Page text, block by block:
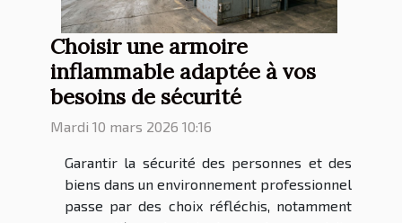
Choisir une armoire
inflammable adaptée à vos
besoins de sécurité
Mardi 10 mars 2026 10:16
Garantir la sécurité des personnes et des
biens dans un environnement professionnel
passe par des choix réfléchis, notamment